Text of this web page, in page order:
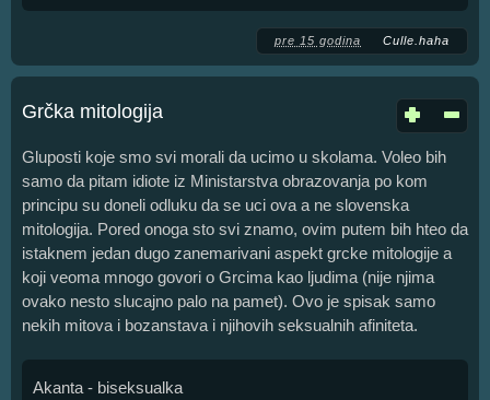
pre 15 godina Culle.haha
Grčka mitologija
Gluposti koje smo svi morali da ucimo u skolama. Voleo bih
samo da pitam idiote iz Ministarstva obrazovanja po kom
principu su doneli odluku da se uci ova a ne slovenska
mitologija. Pored onoga sto svi znamo, ovim putem bih hteo da
istaknem jedan dugo zanemarivani aspekt grcke mitologije a
koji veoma mnogo govori o Grcima kao ljudima (nije njima
ovako nesto slucajno palo na pamet). Ovo je spisak samo
nekih mitova i bozanstava i njihovih seksualnih afiniteta.
Akanta - biseksualka